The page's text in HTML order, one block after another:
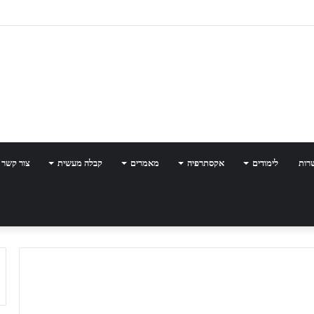
לימודים אקסתרפיה מאמרים קבלה מעשית צור קשר